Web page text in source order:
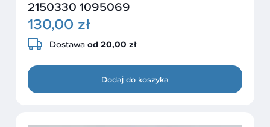
2150330 1095069
130,00 zł
Dostawa od 20,00 zł
Dodaj do koszyka